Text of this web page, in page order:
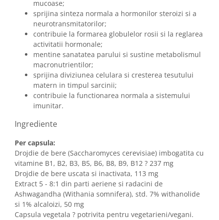
mucoase;
sprijina sinteza normala a hormonilor steroizi si a
neurotransmitatorilor;
contribuie la formarea globulelor rosii si la reglarea
activitatii hormonale;
mentine sanatatea parului si sustine metabolismul
macronutrientilor;
sprijina diviziunea celulara si cresterea tesutului
matern in timpul sarcinii;
contribuie la functionarea normala a sistemului
imunitar.
Ingrediente
Per capsula:
Drojdie de bere (Saccharomyces cerevisiae) imbogatita cu
vitamine B1, B2, B3, B5, B6, B8, B9, B12 ? 237 mg
Drojdie de bere uscata si inactivata, 113 mg
Extract 5 - 8:1 din parti aeriene si radacini de
Ashwagandha (Withania somnifera), std. 7% withanolide
si 1% alcaloizi, 50 mg
Capsula vegetala ? potrivita pentru vegetarieni/vegani.